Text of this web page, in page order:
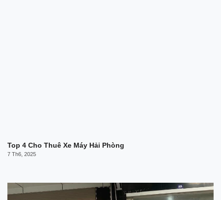
Top 4 Cho Thuê Xe Máy Hải Phòng
7 Th6, 2025